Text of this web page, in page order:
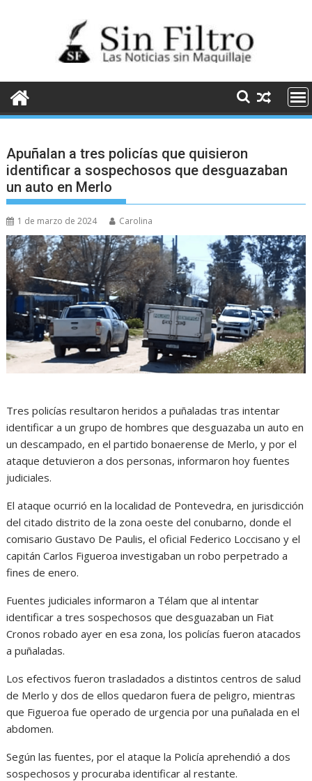
Apuñalan a tres policías que quisieron
identificar a sospechosos que desguazaban
un auto en Merlo
1 de marzo de 2024 Carolina
Tres policías resultaron heridos a puñaladas tras intentar
identificar a un grupo de hombres que desguazaba un auto en
un descampado, en el partido bonaerense de Merlo, y por el
ataque detuvieron a dos personas, informaron hoy fuentes
judiciales.
El ataque ocurrió en la localidad de Pontevedra, en jurisdicción
del citado distrito de la zona oeste del conubarno, donde el
comisario Gustavo De Paulis, el oficial Federico Loccisano y el
capitán Carlos Figueroa investigaban un robo perpetrado a
fines de enero.
Fuentes judiciales informaron a Télam que al intentar
identificar a tres sospechosos que desguazaban un Fiat
Cronos robado ayer en esa zona, los policías fueron atacados
a puñaladas.
Los efectivos fueron trasladados a distintos centros de salud
de Merlo y dos de ellos quedaron fuera de peligro, mientras
que Figueroa fue operado de urgencia por una puñalada en el
abdomen.
Según las fuentes, por el ataque la Policía aprehendió a dos
sospechosos y procuraba identificar al restante.